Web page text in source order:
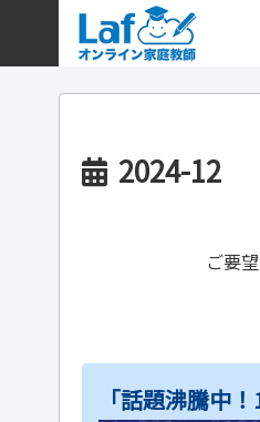
2024-12
ご要
「話題沸騰中